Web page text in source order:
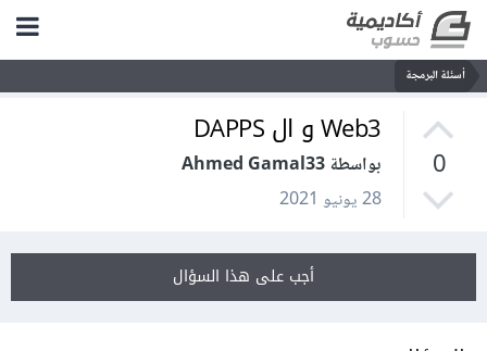
أسئلة البرمجة
0
Web3 و ال DAPPS
بواسطة Ahmed Gamal33
28 يونيو 2021
أجب على هذا السؤال